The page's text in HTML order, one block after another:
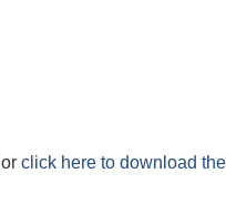
or click here to download